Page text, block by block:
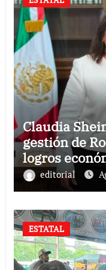
Claudia
gestión de
logros
editorial
ESTATAL